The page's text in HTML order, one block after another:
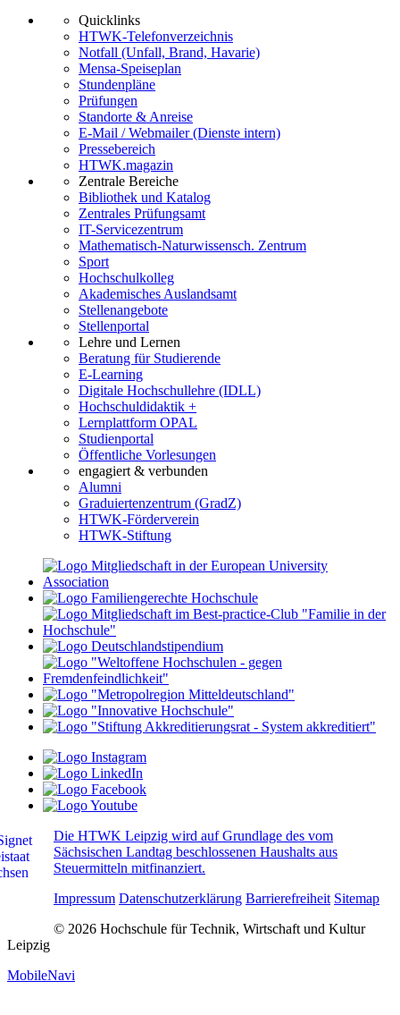
Quicklinks
HTWK-Telefonverzeichnis
Notfall (Unfall, Brand, Havarie)
Mensa-Speiseplan
Stundenpläne
Prüfungen
Standorte & Anreise
E-Mail / Webmailer (Dienste intern)
Pressebereich
HTWK.magazin
Zentrale Bereiche
Bibliothek und Katalog
Zentrales Prüfungsamt
IT-Servicezentrum
Mathematisch-Naturwissensch. Zentrum
Sport
Hochschulkolleg
Akademisches Auslandsamt
Stellenangebote
Stellenportal
Lehre und Lernen
Beratung für Studierende
E-Learning
Digitale Hochschullehre (IDLL)
Hochschuldidaktik +
Lernplattform OPAL
Studienportal
Öffentliche Vorlesungen
engagiert & verbunden
Alumni
Graduiertenzentrum (GradZ)
HTWK-Förderverein
HTWK-Stiftung
Die HTWK Leipzig wird auf Grundlage des vom
Sächsischen Landtag beschlossenen Haushalts aus
Steuermitteln mitfinanziert.
Impressum Datenschutzerklärung Barrierefreiheit Sitemap
© 2026 Hochschule für Technik, Wirtschaft und Kultur
Leipzig
MobileNavi